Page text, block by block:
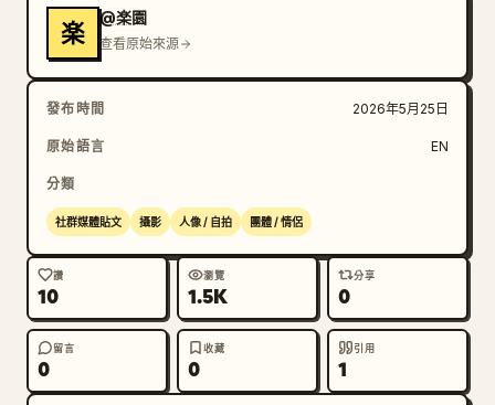
楽
@楽園
查看原始來源
發布時間 2026年5月25日
原始語言 EN
分類
社群媒體貼文 攝影 人像 / 自拍 團體 / 情侶
讚
10
瀏覽
1.5K
分享
0
留言
0
收藏
0
引用
1